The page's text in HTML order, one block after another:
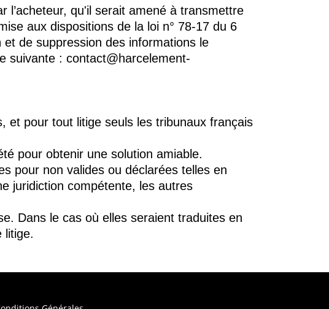
l’acheteur, qu'il serait amené à transmettre
aux dispositions de la loi n° 78-17 du 6
de suppression des informations le
suivante : contact@harcelement-
et pour tout litige seuls les tribunaux français
pour obtenir une solution amiable.
pour non valides ou déclarées telles en
juridiction compétente, les autres
Dans le cas où elles seraient traduites en
litige.